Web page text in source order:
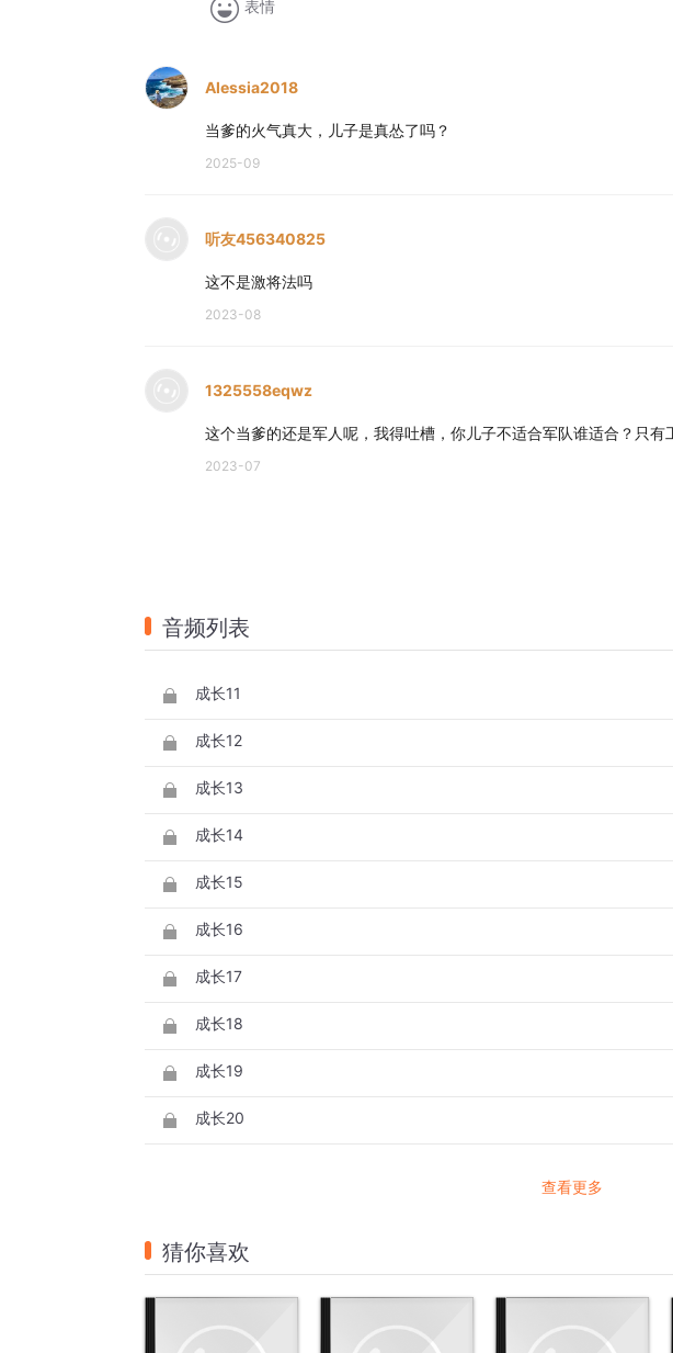
表情
Alessia2018
当爹的火气真大，儿子是真怂了吗？
2025-09
听友456340825
这不是激将法吗
2023-08
1325558eqwz
这个当爹的还是军人呢，我得吐槽，你儿子不适合军队谁适合？只有
2023-07
音频列表
成长11
成长12
成长13
成长14
成长15
成长16
成长17
成长18
成长19
成长20
查看更多
猜你喜欢